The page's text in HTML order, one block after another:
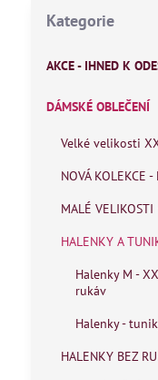
Kategorie
AKCE - IHNED K
DÁMSKÉ OBLEČENÍ
Velké velikosti
NOVÁ KOLEKCE -
MALÉ
HALENKY A
Halenky M -
rukáv
Halenky -
HALENKY BEZ